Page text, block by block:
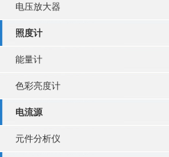
电压放大器
照度计
能量计
色彩亮度计
电流源
元件分析仪